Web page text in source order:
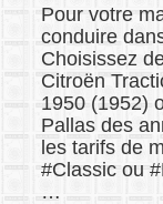
Pour votre
conduire
Choisissez
Citroën
1950 (1952)
Pallas des
les tarifs de
#Classic ou
…